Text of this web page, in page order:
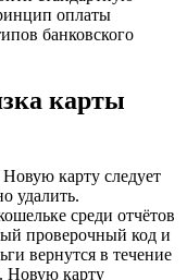
оплаты
банковского
карты
карту следует
удалить.
среди отчётов
проверочный код и
вернутся в течение
Новую карту